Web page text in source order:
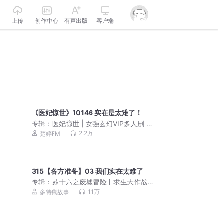
上传 创作中心 有声出版 客户端
《医妃惊世》10146 实在是太难了！
专辑： 医妃惊世 | 女强玄幻VIP多人剧|楚
婷制作
楚婷FM 2.2万
315【各方准备】03 我们实在太难了
专辑：苏十六之废墟冒险丨求生大作战
丨超级玩家丨多特熊故事
多特熊故事 1.1万